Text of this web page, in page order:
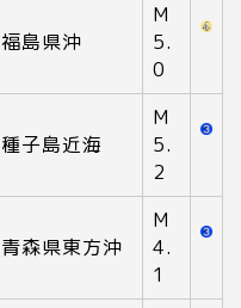
福島県沖
M
5.
0
種子島近海
M
5.
2
青森県東方沖
M
4.
1